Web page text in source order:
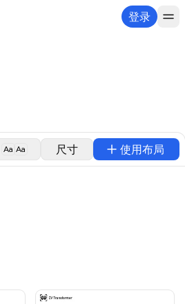
登录
Aa Aa 尺寸 使用布局